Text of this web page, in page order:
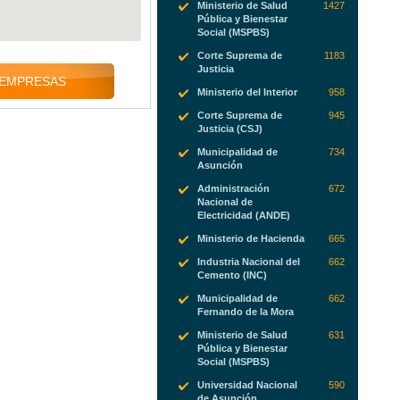
Ministerio de Salud
Pública y Bienestar
Social (MSPBS)
1427
Corte Suprema de
Justicia
1183
Ministerio del Interior 958
Corte Suprema de
Justicia (CSJ)
945
Municipalidad de
Asunción
734
Administración
Nacional de
Electricidad (ANDE)
672
Ministerio de Hacienda 665
Industria Nacional del
Cemento (INC)
662
Municipalidad de
Fernando de la Mora
662
Ministerio de Salud
Pública y Bienestar
Social (MSPBS)
631
Universidad Nacional
590